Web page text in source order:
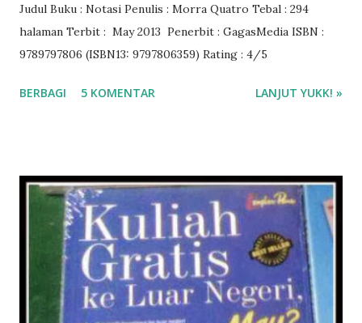
Judul Buku : Notasi Penulis : Morra Quatro Tebal : 294
halaman Terbit : May 2013 Penerbit : GagasMedia ISBN :
9789797806 (ISBN13: 9797806359) Rating : 4/5
BERBAGI 5 KOMENTAR LANJUT YUKK! »